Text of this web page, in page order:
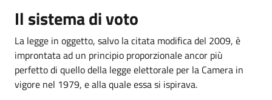
Il sistema di voto
La legge in oggetto, salvo la citata modifica del 2009, è
improntata ad un principio proporzionale ancor più
perfetto di quello della legge elettorale per la Camera in
vigore nel 1979, e alla quale essa si ispirava.